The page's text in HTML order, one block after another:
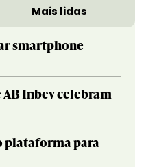
Mais lidas
smartphone
AB Inbev celebram
plataforma para